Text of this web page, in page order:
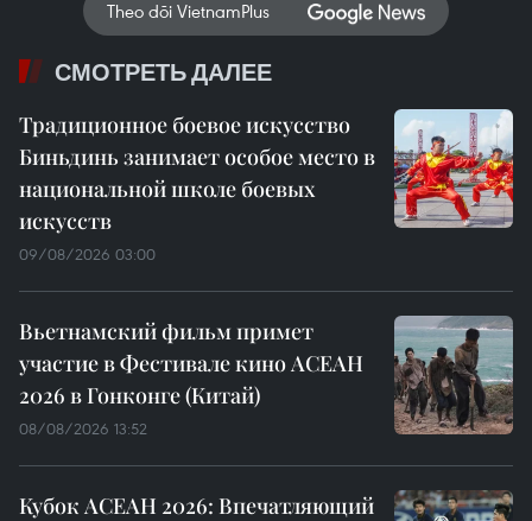
Theo dõi VietnamPlus
СМОТРЕТЬ ДАЛЕЕ
Традиционное боевое искусство
Биньдинь занимает особое место в
национальной школе боевых
искусств
09/08/2026 03:00
Вьетнамский фильм примет
участие в Фестивале кино АСЕАН
2026 в Гонконге (Китай)
08/08/2026 13:52
Кубок АСЕАН 2026: Впечатляющий